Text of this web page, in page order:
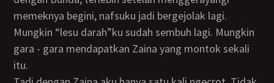
memeknya begini, nafsuku jadi bergejolak lagi.
Mungkin “lesu darah”ku sudah sembuh lagi. Mungkin
gara - gara mendapatkan Zaina yang montok sekali
itu.